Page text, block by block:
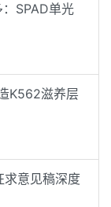
SPAD单光
K562滋养层
求意见稿深度